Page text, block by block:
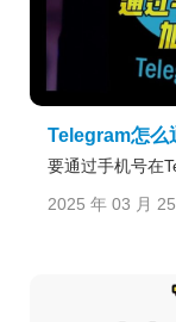
Telegram怎么
要通过手机号在
2025 年 03 月 25